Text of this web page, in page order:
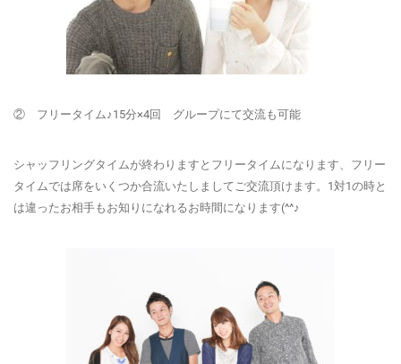
② フリータイム♪15分×4回 グループにて交流も可能
シャッフリングタイムが終わりますとフリータイムになります、フリー
タイムでは席をいくつか合流いたしましてご交流頂けます。1対1の時と
は違ったお相手もお知りになれるお時間になります(^^♪